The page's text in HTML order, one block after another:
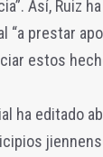
Así, Ruiz
“a prestar
estos
ha editado